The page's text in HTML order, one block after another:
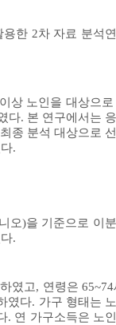
한 2차 자료 분석
상 노인을 대상으로
다. 본 연구에서는
종 분석 대상으로
.
오)을 기준으로 이
.
였고, 연령은 65~74
였다. 가구 형태는 노
. 연 가구소득은 노